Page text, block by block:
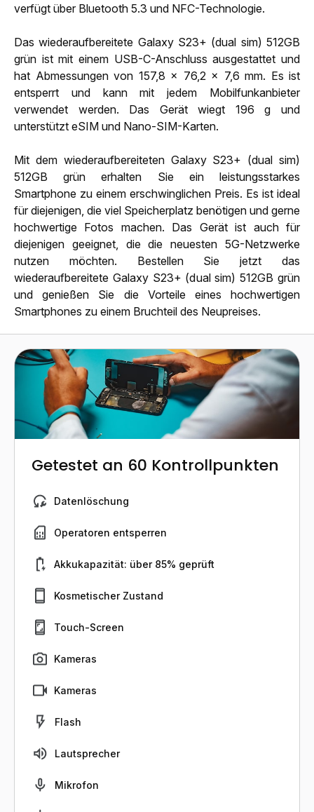
verfügt über Bluetooth 5.3 und NFC-Technologie.
Das wiederaufbereitete Galaxy S23+ (dual sim) 512GB
grün ist mit einem USB-C-Anschluss ausgestattet und
hat Abmessungen von 157,8 x 76,2 x 7,6 mm. Es ist
entsperrt und kann mit jedem Mobilfunkanbieter
verwendet werden. Das Gerät wiegt 196 g und
unterstützt eSIM und Nano-SIM-Karten.
Mit dem wiederaufbereiteten Galaxy S23+ (dual sim)
512GB grün erhalten Sie ein leistungsstarkes
Smartphone zu einem erschwinglichen Preis. Es ist ideal
für diejenigen, die viel Speicherplatz benötigen und gerne
hochwertige Fotos machen. Das Gerät ist auch für
diejenigen geeignet, die die neuesten 5G-Netzwerke
nutzen möchten. Bestellen Sie jetzt das
wiederaufbereitete Galaxy S23+ (dual sim) 512GB grün
und genießen Sie die Vorteile eines hochwertigen
Smartphones zu einem Bruchteil des Neupreises.
Getestet an 60 Kontrollpunkten
Datenlöschung
Operatoren entsperren
Akkukapazität: über 85% geprüft
Kosmetischer Zustand
Touch-Screen
Kameras
Kameras
Flash
Lautsprecher
Mikrofon